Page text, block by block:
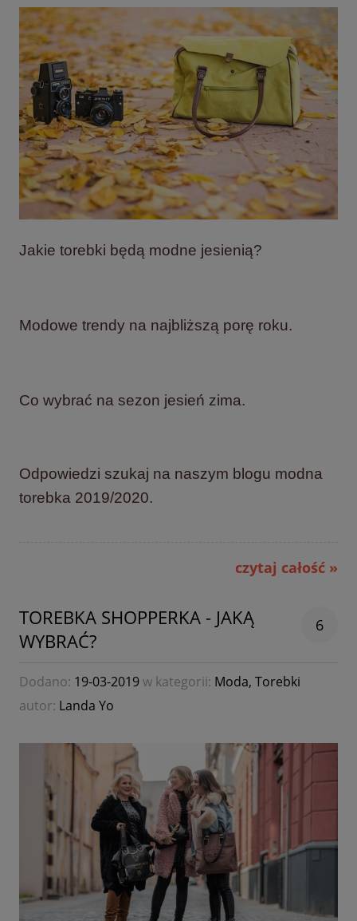
Jakie torebki będą modne jesienią?
Modowe trendy na najbliższą porę roku.
Co wybrać na sezon jesień zima.
Odpowiedzi szukaj na naszym blogu modna
torebka 2019/2020.
czytaj całość »
TOREBKA SHOPPERKA - JAKĄ
WYBRAĆ?
6
Dodano: 19-03-2019w kategorii: Moda, Torebki
autor: Landa Yo